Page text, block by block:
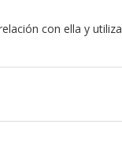
con ella y